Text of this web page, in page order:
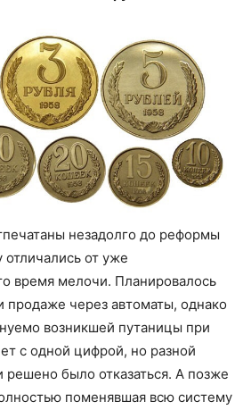
незадолго до реформы
отличались от уже
время мелочи. Планировалось
продаже через автоматы, однако
возникшей путаницы при
с одной цифрой, но разной
решено было отказаться. А позже
поменявшая всю систему